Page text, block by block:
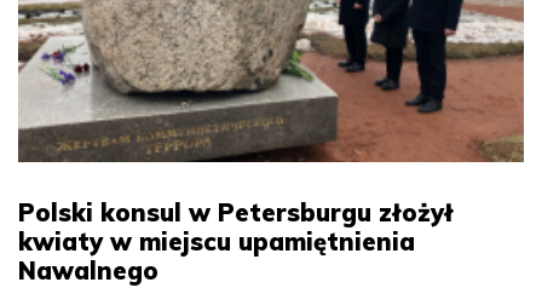
Polski konsul w Petersburgu złożył
kwiaty w miejscu upamiętnienia
Nawalnego